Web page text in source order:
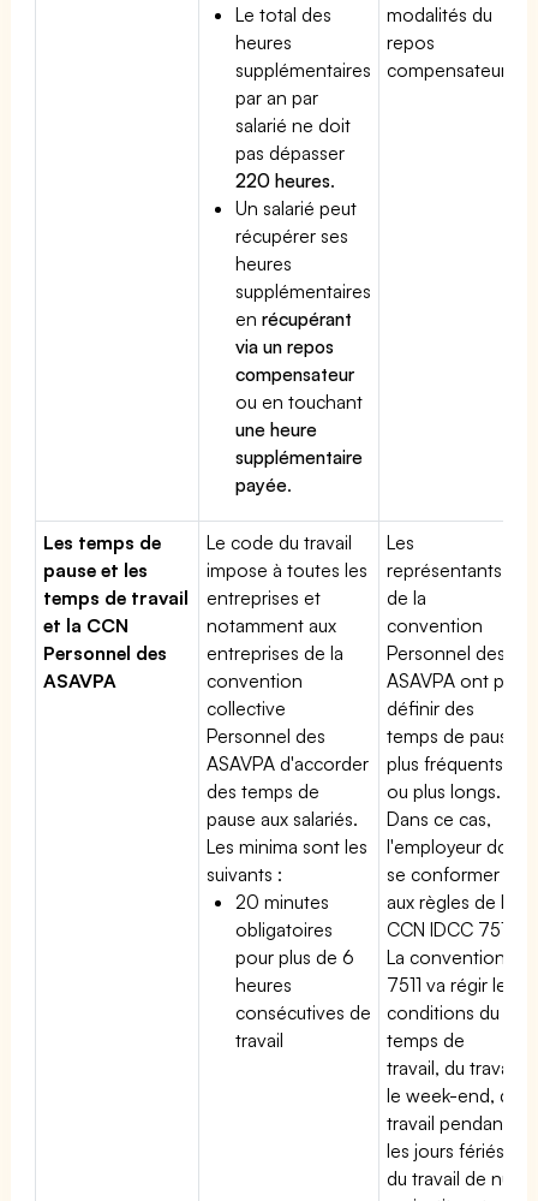
Le total des
heures
supplémentaires
par an par
salarié ne doit
pas dépasser
220 heures.
Un salarié peut
récupérer ses
heures
supplémentaires
enrécupérant
via un repos
compensateur
ou en touchant
une heure
supplémentaire
payée.
modalités du
repos
compensateur.
Les temps de
pause et les
temps de travail
et la CCN
Personnel des
ASAVPA
Le code du travail
impose à toutes les
entreprises et
notamment aux
entreprises de la
convention
collective
Personnel des
ASAVPA d'accorder
des temps de
pause aux salariés.
Les minima sont les
suivants :
20 minutes
obligatoires
pour plus de 6
heures
consécutives de
travail
Les
représentants
de la
convention
Personnel des
ASAVPA ont pu
définir des
temps de pause
plus fréquents
ou plus longs.
Dans ce cas,
l'employeur doit
se conformer
aux règles de la
CCN IDCC 7511.
La convention
7511 va régir les
conditions du
temps de
travail, du travail
le week-end, du
travail pendant
les jours fériés,
du travail de nuit